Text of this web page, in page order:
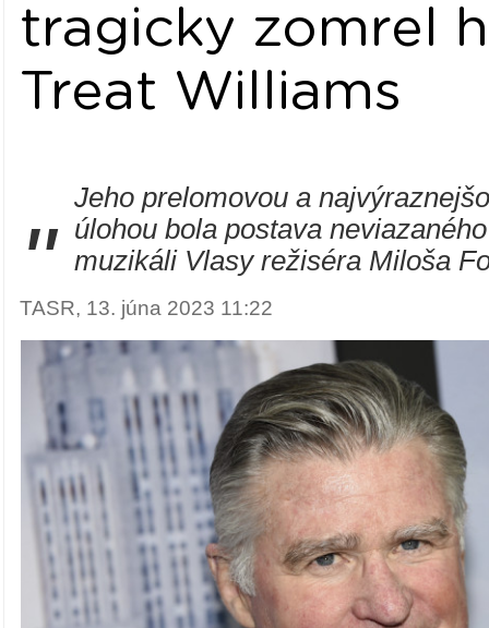
tragicky zomrel
Treat Williams
"
Jeho prelomovou a
úlohou bola postava
muzikáli Vlasy režiséra Miloša
TASR, 13. júna 2023 11:22